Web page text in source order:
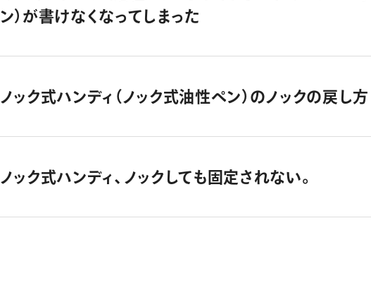
ン）が書けなくなってしまった
ノック式ハンディ（ノック式油性ペン）のノックの戻し方
ノック式ハンディ、ノックしても固定されない。